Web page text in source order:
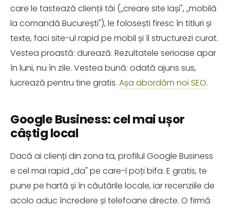
care le tastează clienții tăi („creare site Iași", „mobilă
la comandă București"), le folosești firesc în titluri și
texte, faci site-ul rapid pe mobil și îl structurezi curat.
Vestea proastă: durează. Rezultatele serioase apar
în luni, nu în zile. Vestea bună: odată ajuns sus,
lucrează pentru tine gratis. Așa abordăm noi SEO.
Google Business: cel mai ușor
câștig local
Dacă ai clienți din zona ta, profilul Google Business
e cel mai rapid „da" pe care-l poți bifa. E gratis, te
pune pe hartă și în căutările locale, iar recenziile de
acolo aduc încredere și telefoane directe. O firmă